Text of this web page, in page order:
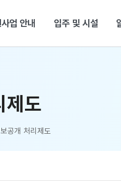
업 안내 입주 및 시설
제도
공개 처리제도